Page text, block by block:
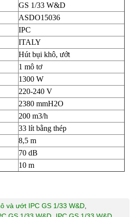
GS 1/33 W&D
ASDO15036
IPC
ITALY
Hút bụi khô, ướt
1 mô tơ
1300 W
220-240 V
2380 mmH2O
200 m3/h
33 lít bằng thép
8,5 m
70 dB
10 m
và ướt IPC GS 1/33 W&D